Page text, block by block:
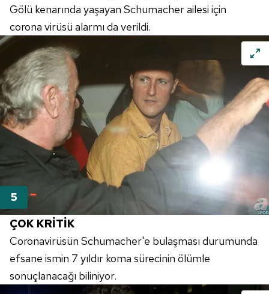
Gölü kenarında yaşayan Schumacher ailesi için
corona virüsü alarmı da verildi.
ÇOK KRİTİK
Coronavirüsün Schumacher'e bulaşması durumunda
efsane ismin 7 yıldır koma sürecinin ölümle
sonuçlanacağı biliniyor.